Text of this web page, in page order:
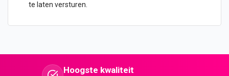
te laten versturen.
Hoogste kwaliteit